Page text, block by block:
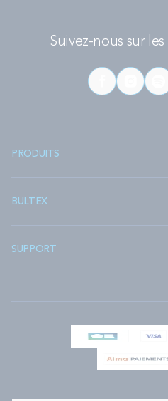
Suivez-nous sur les
PRODUITS
BULTEX
SUPPORT